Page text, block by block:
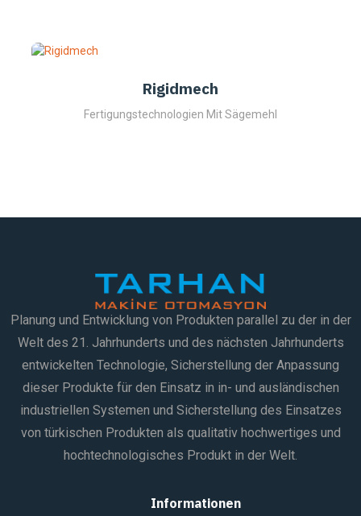
Rigidmech
Fertigungstechnologien Mit Sägemehl
Planung und Entwicklung von Produkten parallel zu der in der
Welt des 21. Jahrhunderts und des nächsten Jahrhunderts
entwickelten Technologie, Sicherstellung der Anpassung
dieser Produkte für den Einsatz in in- und ausländischen
industriellen Systemen und Sicherstellung des Einsatzes
von türkischen Produkten als qualitativ hochwertiges und
hochtechnologisches Produkt in der Welt.
Informationen